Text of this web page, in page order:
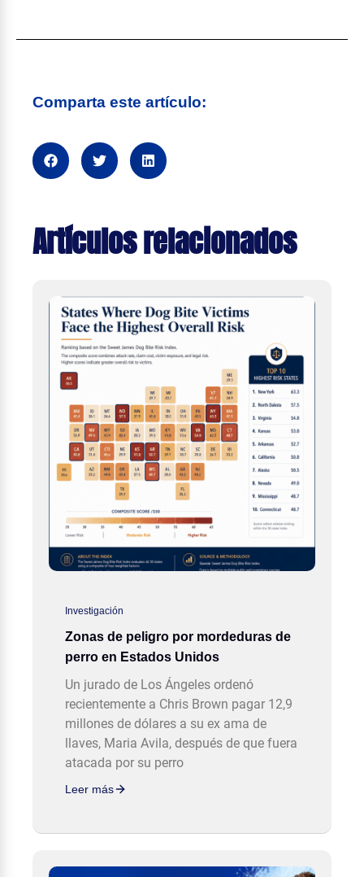
Comparta este artículo:
Artículos relacionados
Investigación
Zonas de peligro por mordeduras de
perro en Estados Unidos
Un jurado de Los Ángeles ordenó
recientemente a Chris Brown pagar 12,9
millones de dólares a su ex ama de
llaves, Maria Avila, después de que fuera
atacada por su perro
Leer más